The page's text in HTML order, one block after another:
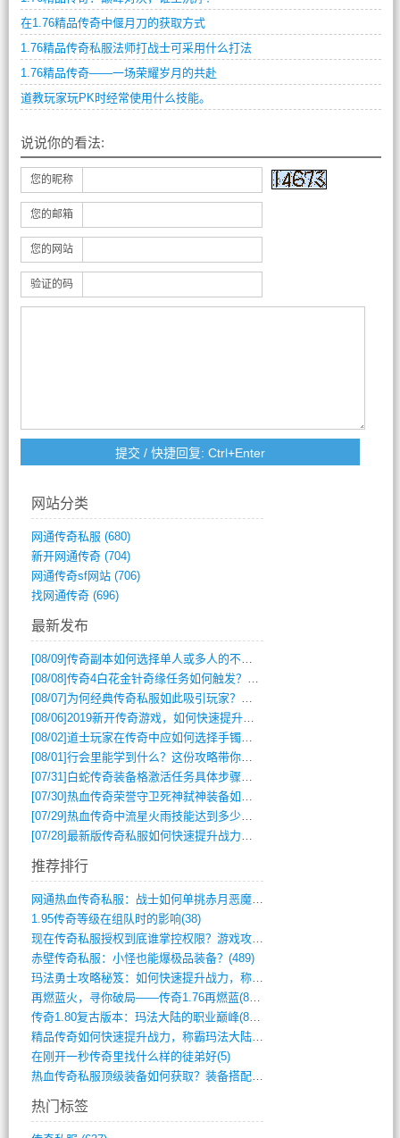
在1.76精品传奇中偃月刀的获取方式
1.76精品传奇私服法师打战士可采用什么打法
1.76精品传奇——一场荣耀岁月的共赴
道教玩家玩PK时经常使用什么技能。
说说你的看法:
您的昵称
您的邮箱
您的网站
验证的码
网站分类
网通传奇私服 (680)
新开网通传奇(704)
网通传奇sf网站(706)
找网通传奇(696)
最新发布
[08/09]传奇副本如何选择单人或多人的不同模式？
[08/08]传奇4白花金针奇缘任务如何触发？完整攻略解析
[08/07] 为何经典传奇私服如此吸引玩家？深度攻略解析
[08/06]2019新开传奇游戏，如何快速提升角色等级？
[08/02]道士玩家在传奇中应如何选择手镯装备？
[08/01]行会里能学到什么？这份攻略带你全掌握
[07/31] 白蛇传奇装备格激活任务具体步骤是什么？如何完成？
[07/30]热血传奇荣誉守卫死神弑神装备如何获取与佩戴攻略？
[07/29]热血传奇中流星火雨技能达到多少级可以开始练装备？
[07/28]最新版传奇私服如何快速提升战力与获取稀有装备？
推荐排行
网通热血传奇私服：战士如何单挑赤月恶魔？(311)
1.95传奇等级在组队时的影响(38)
现在传奇私服授权到底谁掌控权限？游戏攻略(789)
赤壁传奇私服：小怪也能爆极品装备？(489)
玛法勇士攻略秘笈：如何快速提升战力，称霸(717)
再燃蓝火，寻你破局——传奇1.76再燃蓝(893)
传奇1.80复古版本：玛法大陆的职业巅峰(873)
精品传奇如何快速提升战力，称霸玛法大陆？(392)
在刚开一秒传奇里找什么样的徒弟好(5)
热血传奇私服顶级装备如何获取？装备搭配与(688)
热门标签